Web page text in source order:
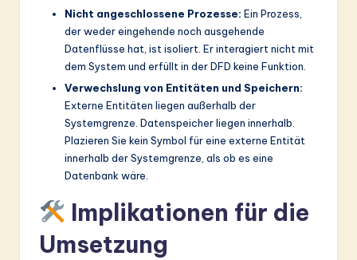
Nicht angeschlossene Prozesse: Ein Prozess,
der weder eingehende noch ausgehende
Datenflüsse hat, ist isoliert. Er interagiert nicht mit
dem System und erfüllt in der DFD keine Funktion.
Verwechslung von Entitäten und Speichern:
Externe Entitäten liegen außerhalb der
Systemgrenze. Datenspeicher liegen innerhalb.
Plazieren Sie kein Symbol für eine externe Entität
innerhalb der Systemgrenze, als ob es eine
Datenbank wäre.
Implikationen für die
Umsetzung